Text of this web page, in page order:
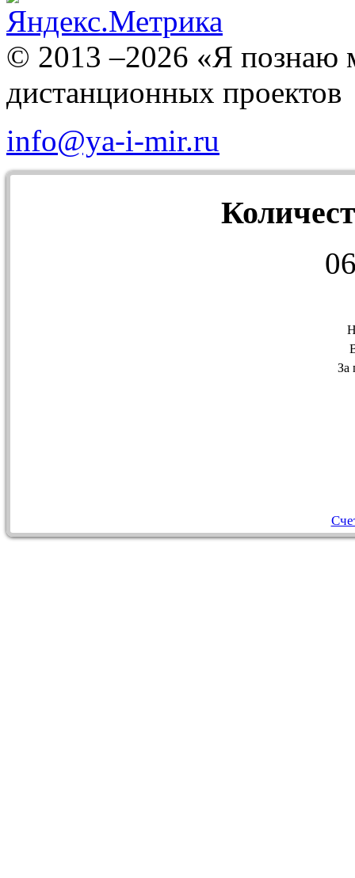
© 2013 –2026 «Я познаю
дистанционных проектов
info@ya-i-mir.ru
0
За